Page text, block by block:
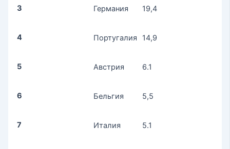
3 Германия 19,4
4 Португалия 14,9
5 Австрия 6.1
6 Бельгия 5,5
7 Италия 5.1